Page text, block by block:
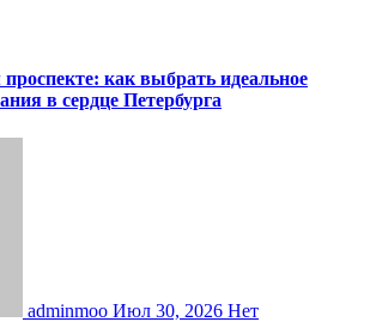
как выбрать идеальное
в сердце Петербурга
adminmoo Июл 30, 2026 Нет